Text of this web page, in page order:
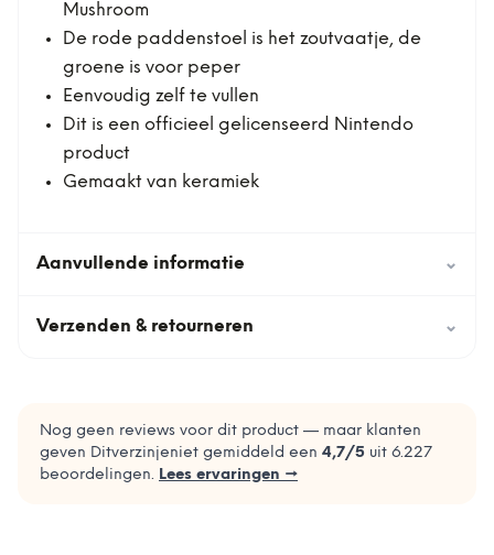
Mushroom
De rode paddenstoel is het zoutvaatje, de
groene is voor peper
Eenvoudig zelf te vullen
Dit is een officieel gelicenseerd Nintendo
product
Gemaakt van keramiek
Aanvullende informatie ⌄
Verzenden & retourneren ⌄
Nog geen reviews voor dit product — maar klanten
geven Ditverzinjeniet gemiddeld een 4,7/5 uit 6.227
beoordelingen. Lees ervaringen →